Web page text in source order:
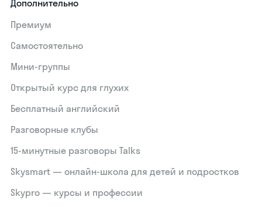
Дополнительно
Премиум
Самостоятельно
Мини-группы
Открытый курс для глухих
Бесплатный английский
Разговорные клубы
15‑минутные разговоры Talks
Skysmart — онлайн-школа для детей и подростков
Skypro — курсы и профессии